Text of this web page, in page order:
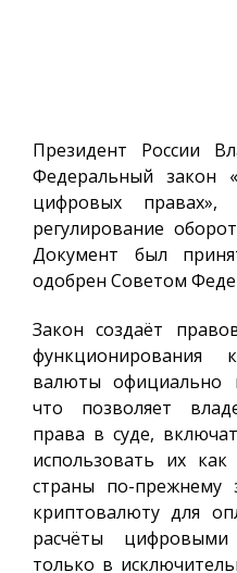
Президент России
Федеральный закон
цифровых правах»,
регулирование
Документ был
одобрен Советом
Закон создаёт
функционирования
валюты официально
что позволяет
права в суде,
использовать их
страны по-прежнему
криптовалюту для
расчёты цифровыми
только в